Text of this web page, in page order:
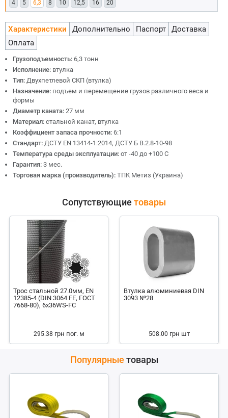
4
5 6,3 8 10 12,5 16 20
Характеристики Дополнительно Паспорт
Доставка
Оплата
Грузоподъемность: 6,3 тонн
Исполнение: втулка
Тип: Двухпетлевой СКП (втулка)
Назначение: подъем и перемещение грузов различного веса и
формы
Диаметр каната: 27 мм
Материал: стальной канат, втулка
Коэффициент запаса прочности: 6:1
Стандарт: ДСТУ EN 13414-1:2014, ДСТУ Б В.2.8-10-98
Температура среды эксплуатации: от -40 до +100 С
Гарантия: 3 мес.
Торговая марка (производитель): ТПК Метиз (Украина)
Сопутствующие товары
Трос стальной 27.0мм, EN
12385-4 (DIN 3064 FE, ГОСТ
7668-80), 6x36WS-FC
295.38 грн пог. м
Втулка алюминиевая DIN
3093 №28
508.00 грн шт
Популярные товары